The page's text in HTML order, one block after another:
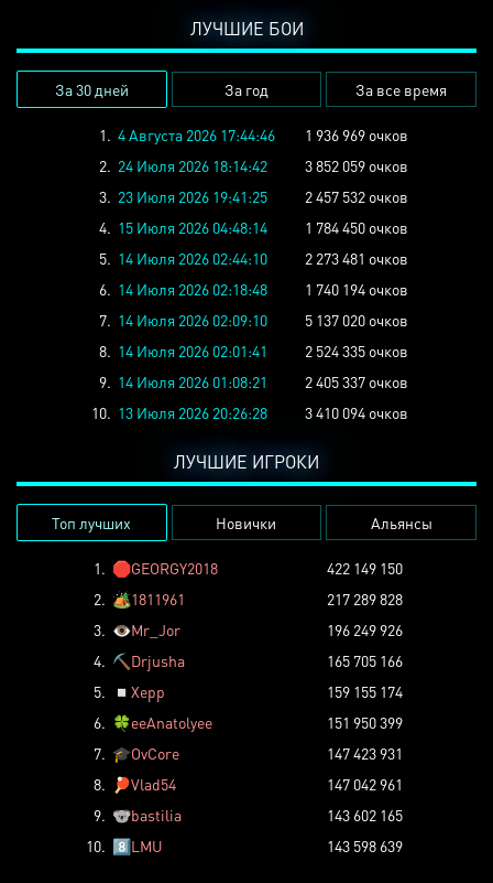
ЛУЧШИЕ БОИ
За 30 дней За год За все время
1. 4 Августа 2026 17:44:46
1 936 969 очков
2. 24 Июля 2026 18:14:42
3 852 059 очков
3. 23 Июля 2026 19:41:25
2 457 532 очков
4. 15 Июля 2026 04:48:14
1 784 450 очков
5. 14 Июля 2026 02:44:10
2 273 481 очков
6. 14 Июля 2026 02:18:48
1 740 194 очков
7. 14 Июля 2026 02:09:10
5 137 020 очков
8. 14 Июля 2026 02:01:41
2 524 335 очков
9. 14 Июля 2026 01:08:21
2 405 337 очков
10. 13 Июля 2026 20:26:28 3 410 094 очков
ЛУЧШИЕ ИГРОКИ
Топ лучших Новички Альянсы
1. 🛑GEORGY2018
422 149 150
2. 🏕️1811961
217 289 828
3. 👁️Mr_Jor
196 249 926
4. ⛏️ Drjusha
165 705 166
5.
◽ Xepp
159 155 174
6. 🍀eeAnatolyee
151 950 399
7. 🎓OvCore
147 423 931
8.
🏓Vlad54
147 042 961
9. 🐨bastilia
143 602 165
10. 8️⃣LMU 143 598 639